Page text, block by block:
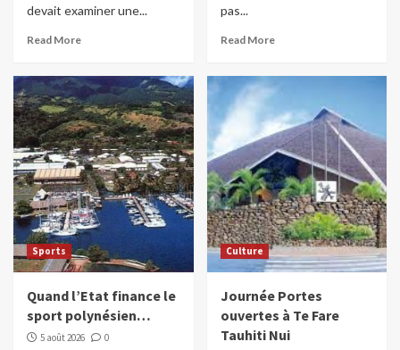
3
Des chats utilisés comme torches
incendiaires en Italie
4
Dans le monde
Un baril de pétrole à plus de 100 dollars,
si…
Dans le monde
Les réseaux sociaux interdits au moins de
15 ans en France
devait examiner une...
Read More
pas...
Read More
Sports
Quand l’Etat finance le
sport polynésien…
5 août 2026 0
Culture
Journée Portes
ouvertes à Te Fare
Tauhiti Nui